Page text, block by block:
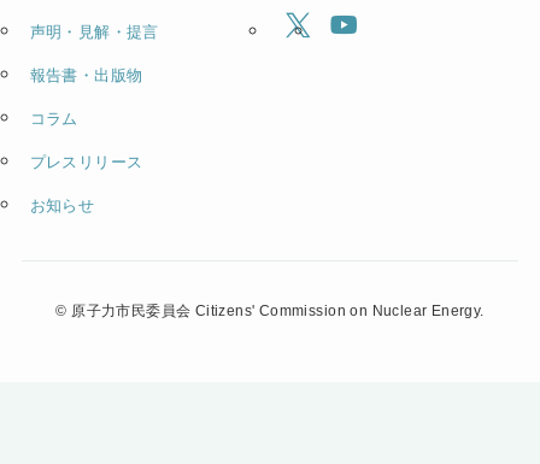
声明・見解・提言
報告書・出版物
コラム
プレスリリース
お知らせ
© 原子力市民委員会 Citizens' Commission on Nuclear Energy.